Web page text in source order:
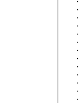
・
・
・
・
・
・
・
・
・
・
・
・
・